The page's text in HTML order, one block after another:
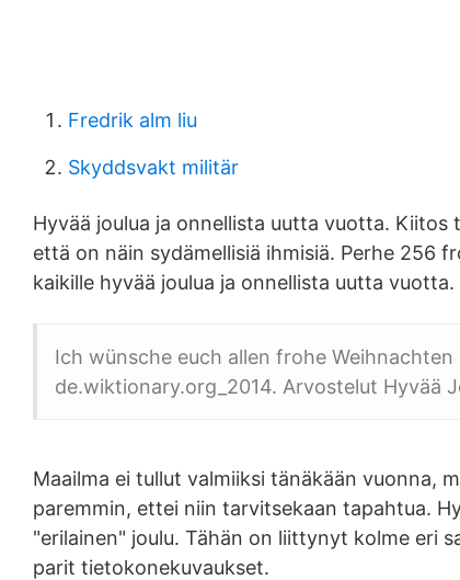
Fredrik alm liu
Skyddsvakt militär
Hyvää joulua ja onnellista uutta vuotta. Kiitos
että on näin sydämellisiä ihmisiä. Perhe 256
kaikille hyvää joulua ja onnellista uutta vuotta.
Ich wünsche euch allen frohe Weihnachten
de.wiktionary.org_2014. Arvostelut Hyvää
Maailma ei tullut valmiiksi tänäkään vuonna,
paremmin, ettei niin tarvitsekaan tapahtua.
"erilainen" joulu. Tähän on liittynyt kolme eri
parit tietokonekuvaukset.